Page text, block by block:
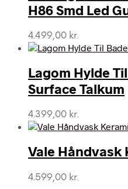
H86 Smd Led
4.499,00 kr.
Lagom Hylde
Surface Talkum
4.399,00 kr.
Vale Håndvask
4.599,00 kr.